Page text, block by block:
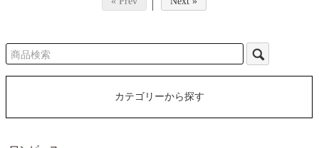
カテゴリーから探す